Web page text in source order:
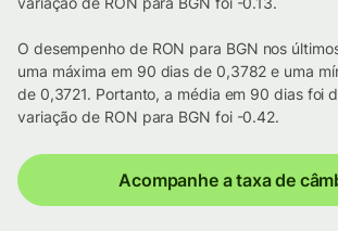
O desempenho de RON para BGN nos
uma máxima em 90 dias de 0,3782 e uma
de 0,3721. Portanto, a média em 90 dias foi
variação de RON para BGN foi -0.42.
Acompanhe a taxa de